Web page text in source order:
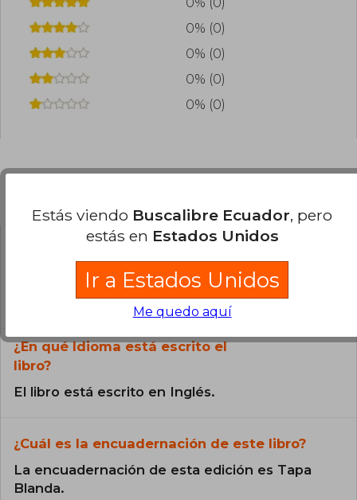
0% (0)
0% (0)
0% (0)
0% (0)
¿El libro es original?
Todos los libros de nuestro
catálogo son Originales.
¿En qué Idioma está escrito el
libro?
El libro está escrito en Inglés.
¿Cuál es la encuadernación de este libro?
La encuadernación de esta edición es Tapa
Blanda.
Estás viendo Buscalibre Ecuador, pero
estás en Estados Unidos
Ir a Estados Unidos
Me quedo aquí